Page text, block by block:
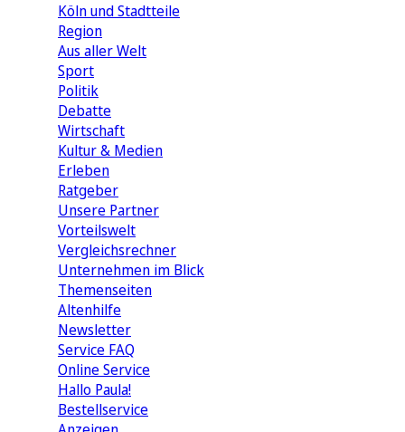
Köln und Stadtteile
Region
Aus aller Welt
Sport
Politik
Debatte
Wirtschaft
Kultur & Medien
Erleben
Ratgeber
Unsere Partner
Vorteilswelt
Vergleichsrechner
Unternehmen im Blick
Themenseiten
Altenhilfe
Newsletter
Service FAQ
Online Service
Hallo Paula!
Bestellservice